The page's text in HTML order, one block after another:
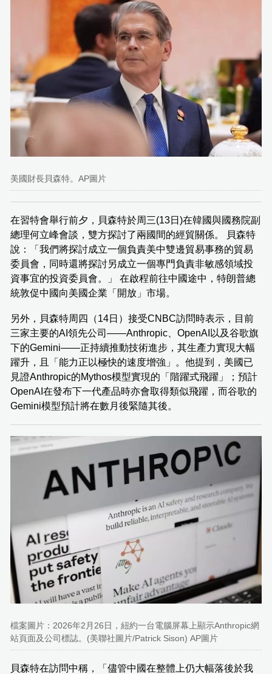
美國財長貝森特。AP圖片
在習特會舉行前夕，貝森特於周三(13日)在韓國與國務院副
總理何立峰會談，雙方探討了兩國間的經貿關係。 貝森特
說：「我們將探討成立一個負責美中雙邊貿易事務的貿易
委員會，同時還將探討另成立一個專門負責非敏感領域投
資事宜的投資委員會。」 在啟程前往中國途中，特朗普總
統敦促中國向美國企業「開放」市場。
另外，貝森特周四（14日）接受CNBC訪問時表示，目前
三家主要的AI領先公司——Anthropic、OpenAI以及谷歌旗
下的Gemini——正持續推動技術進步，其生產力實現大幅
躍升，且「能力正以極快的速度增強」。他提到，美國已
見證Anthropic的Mythos模型實現的「階躍式飛躍」；預計
OpenAI在發布下一代產品時亦會取得類似飛躍，而谷歌的
Gemini模型預計將在數月後緊隨其後。
檔案圖片：2026年2月26日，紐約一台電腦屏幕上顯示Anthropic網
站頁面及公司標誌。(美聯社圖片/Patrick Sison) AP圖片
貝森特在訪問中稱，「儘管中國在整體上仍大幅落後於我